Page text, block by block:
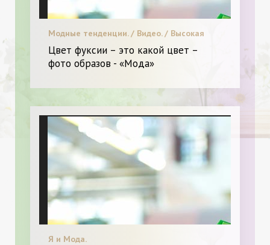
Модные тенденции. / Видео. / Высокая
Цвет фуксии – это какой цвет –
фото образов - «Мода»
Я и Мода.